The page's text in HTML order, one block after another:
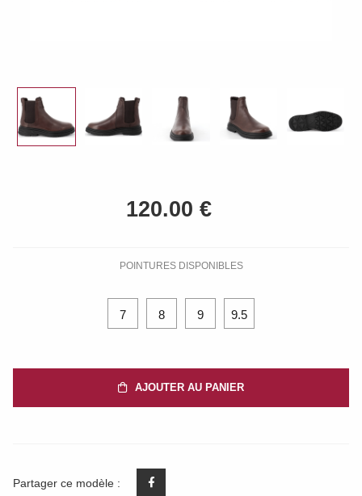
POINTURES DISPONIBLES
7 8 9 9.5
AJOUTER AU PANIER
Partager ce modèle :